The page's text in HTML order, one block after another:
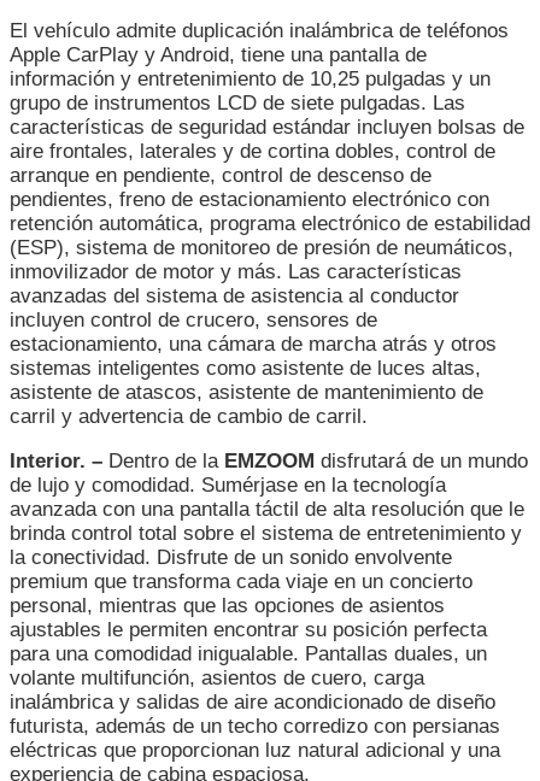
El vehículo admite duplicación inalámbrica de teléfonos
Apple CarPlay y Android, tiene una pantalla de
información y entretenimiento de 10,25 pulgadas y un
grupo de instrumentos LCD de siete pulgadas. Las
características de seguridad estándar incluyen bolsas de
aire frontales, laterales y de cortina dobles, control de
arranque en pendiente, control de descenso de
pendientes, freno de estacionamiento electrónico con
retención automática, programa electrónico de estabilidad
(ESP), sistema de monitoreo de presión de neumáticos,
inmovilizador de motor y más. Las características
avanzadas del sistema de asistencia al conductor
incluyen control de crucero, sensores de
estacionamiento, una cámara de marcha atrás y otros
sistemas inteligentes como asistente de luces altas,
asistente de atascos, asistente de mantenimiento de
carril y advertencia de cambio de carril.
Interior. – Dentro de la EMZOOM disfrutará de un mundo
de lujo y comodidad. Sumérjase en la tecnología
avanzada con una pantalla táctil de alta resolución que le
brinda control total sobre el sistema de entretenimiento y
la conectividad. Disfrute de un sonido envolvente
premium que transforma cada viaje en un concierto
personal, mientras que las opciones de asientos
ajustables le permiten encontrar su posición perfecta
para una comodidad inigualable. Pantallas duales, un
volante multifunción, asientos de cuero, carga
inalámbrica y salidas de aire acondicionado de diseño
futurista, además de un techo corredizo con persianas
eléctricas que proporcionan luz natural adicional y una
experiencia de cabina espaciosa.